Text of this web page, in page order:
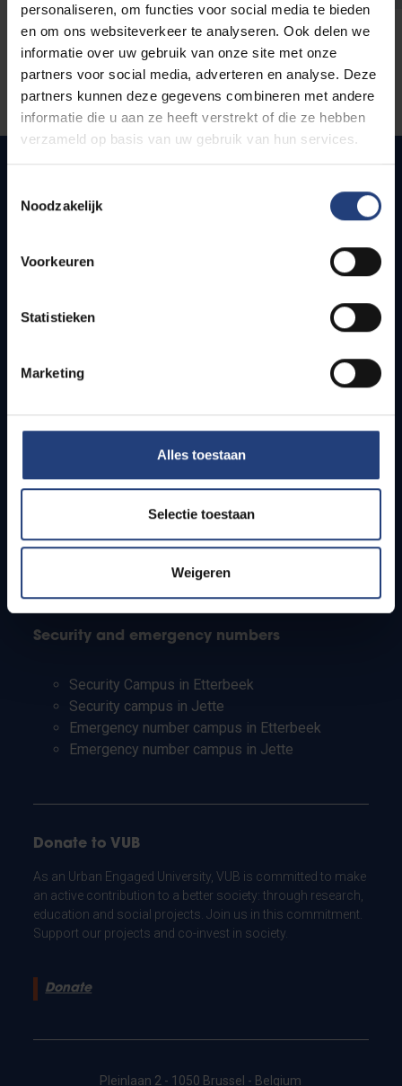
personaliseren, om functies voor social media te bieden
en om ons websiteverkeer te analyseren. Ook delen we
informatie over uw gebruik van onze site met onze
partners voor social media, adverteren en analyse. Deze
partners kunnen deze gegevens combineren met andere
informatie die u aan ze heeft verstrekt of die ze hebben
verzameld op basis van uw gebruik van hun services.
Noodzakelijk
Voorkeuren
Statistieken
Marketing
Alles toestaan
Selectie toestaan
Weigeren
Quick links
How to get to the VUB campuses
Students
PhD students
Teachers and secondary schools
Working students
Security and emergency numbers
Security Campus in Etterbeek
Security campus in Jette
Emergency number campus in Etterbeek
Emergency number campus in Jette
Donate to VUB
As an Urban Engaged University, VUB is committed to make
an active contribution to a better society: through research,
education and social projects. Join us in this commitment.
Support our projects and co-invest in society.
Donate
Pleinlaan 2 - 1050 Brussel - Belgium